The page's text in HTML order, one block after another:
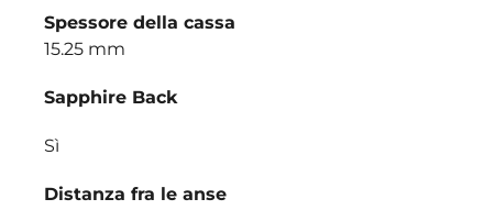
Spessore della cassa
15.25 mm
Sapphire Back
Sì
Distanza fra le anse